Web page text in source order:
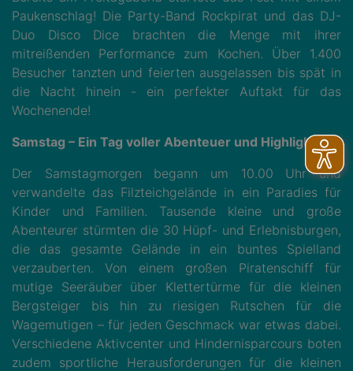
Paukenschlag! Die Party-Band Rockpirat und das DJ-
Duo Disco Dice brachten die Menge mit ihrer
mitreißenden Performance zum Kochen. Über 1.400
Besucher tanzten und feierten ausgelassen bis spät in
die Nacht hinein - ein perfekter Auftakt für das
Wochenende!
Samstag – Ein Tag voller Abenteuer und Highlights
Der Samstagmorgen begann um 10.00 Uhr und
verwandelte das Filzteichgelände in ein Paradies für
Kinder und Familien. Tausende kleine und große
Abenteurer stürmten die 30 Hüpf- und Erlebnisburgen,
die das gesamte Gelände in ein buntes Spielland
verzauberten. Von einem großen Piratenschiff für
mutige Seeräuber über Klettertürme für die kleinen
Bergsteiger bis hin zu riesigen Rutschen für die
Wagemutigen – für jeden Geschmack war etwas dabei.
Verschiedene Aktivcenter und Hindernisparcours boten
zudem sportliche Herausforderungen für die kleinen